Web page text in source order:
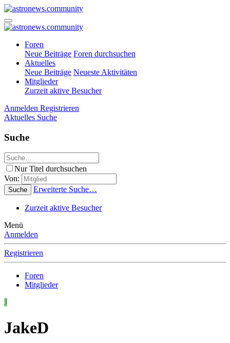
Foren
Neue Beiträge Foren durchsuchen
Aktuelles
Neue Beiträge Neueste Aktivitäten
Mitglieder
Zurzeit aktive Besucher
Anmelden Registrieren
Aktuelles Suche
Suche
Nur Titel durchsuchen
Von:
Suche Erweiterte Suche…
Zurzeit aktive Besucher
Menü
Anmelden
Registrieren
Foren
Mitglieder
J
JakeD